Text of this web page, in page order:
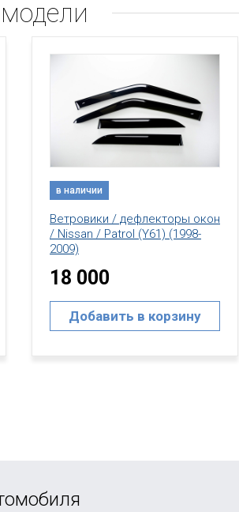
в наличии
Ветровики / дефлекторы окон
/ Nissan / Patrol (Y62) / QX 56 /
QX 80 14- (2010-2020)
18 000
Добавить в корзину